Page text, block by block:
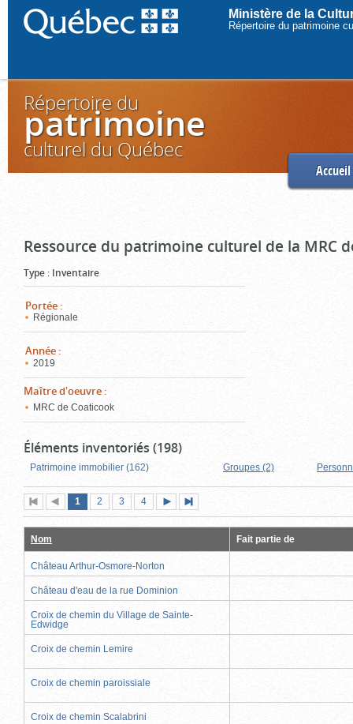
Ministère de la
Répertoire du patrimoine
Répertoire du
patrimoine
culturel du Québec
Accueil
Ressource du patrimoine culturel de la MRC
Type : Inventaire
Portée :
Régionale
Année :
2019
Maître d'oeuvre :
MRC de Coaticook
Éléments inventoriés (198)
Patrimoine immobilier (162) Groupes (2)
Première
page
Page
précédente
Page
1 (page
actuelle)
Page
2 Page
3 Page
4
suivante
page
Nom Fait partie de
Château Arthur-Osmore-Norton
Château d'eau de la rue Dominion
Croix de chemin du Village de Sainte-
Edwidge
Croix de chemin Lemire
Croix de chemin paroissiale
Croix de chemin Scalabrini